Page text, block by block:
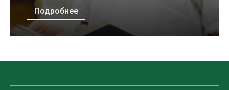
Подробнее